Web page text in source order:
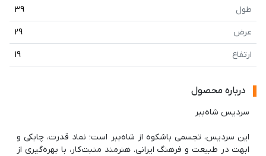
طول
39
عرض
29
ارتفاع
19
درباره محصول
این سردیس، تجسمی باشکوه از شاه‌ببر است؛ نماد قدرت، چابکی و
ابهت در طبیعت و فرهنگ ایرانی. هنرمند منبت‌کار، با بهره‌گیری از